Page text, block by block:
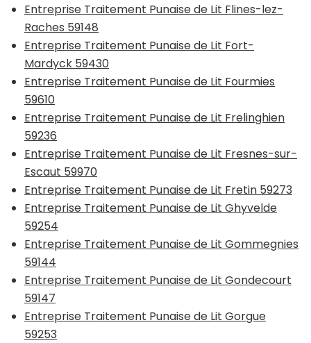
Entreprise Traitement Punaise de Lit Flines-lez-
Raches 59148
Entreprise Traitement Punaise de Lit Fort-
Mardyck 59430
Entreprise Traitement Punaise de Lit Fourmies
59610
Entreprise Traitement Punaise de Lit Frelinghien
59236
Entreprise Traitement Punaise de Lit Fresnes-sur-
Escaut 59970
Entreprise Traitement Punaise de Lit Fretin 59273
Entreprise Traitement Punaise de Lit Ghyvelde
59254
Entreprise Traitement Punaise de Lit Gommegnies
59144
Entreprise Traitement Punaise de Lit Gondecourt
59147
Entreprise Traitement Punaise de Lit Gorgue
59253